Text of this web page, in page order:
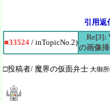
引用返
■33524 / inTopicNo.2)
Re[3]:
の画像
□投稿者/ 魔界の仮面弁士 大御